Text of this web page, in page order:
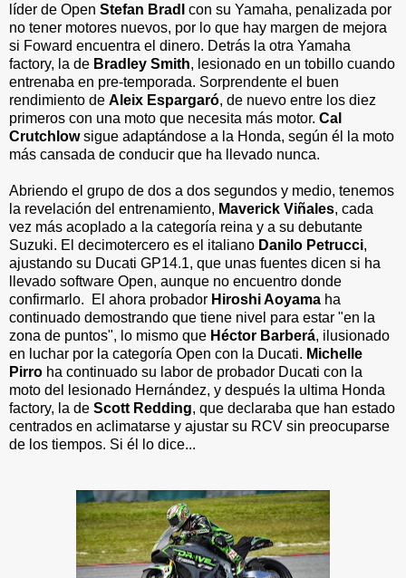
líder de Open Stefan Bradl
con su Yamaha, penalizada por
no tener motores nuevos, por lo que hay margen de mejora
si Foward encuentra el dinero. Detrás la otra Yamaha
factory, la de Bradley Smith, lesionado en un tobillo cuando
entrenaba en pre-temporada. Sorprendente el buen
rendimiento de Aleix Espargaró, de nuevo entre los diez
primeros con una moto que necesita más motor. Cal
Crutchlowsigue adaptándose a la Honda, según él la moto
más cansada de conducir que ha llevado nunca.
Abriendo el grupo de dos a dos segundos y medio, tenemos
la revelación del entrenamiento, Maverick Viñales, cada
vez más acoplado a la categoría reina y a su debutante
Suzuki. El decimotercero es el italiano Danilo Petrucci,
ajustando su Ducati GP14.1, que unas fuentes dicen si ha
llevado software Open, aunque no encuentro donde
confirmarlo. El ahora probador Hiroshi Aoyama ha
continuado demostrando que tiene nivel para estar "en la
zona de puntos", lo mismo que Héctor Barberá, ilusionado
en luchar por la categoría Open con la Ducati. Michelle
Pirro ha continuado su labor de probador Ducati con la
moto del lesionado Hernández, y después la ultima Honda
factory, la de Scott Redding, que declaraba que han estado
centrados en aclimatarse y ajustar su RCV sin preocuparse
de los tiempos. Si él lo dice...